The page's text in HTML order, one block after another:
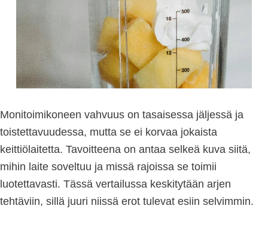
Monitoimikoneen vahvuus on tasaisessa jäljessä ja
toistettavuudessa, mutta se ei korvaa jokaista
keittiölaitetta. Tavoitteena on antaa selkeä kuva siitä,
mihin laite soveltuu ja missä rajoissa se toimii
luotettavasti. Tässä vertailussa keskitytään arjen
tehtäviin, sillä juuri niissä erot tulevat esiin selvimmin.